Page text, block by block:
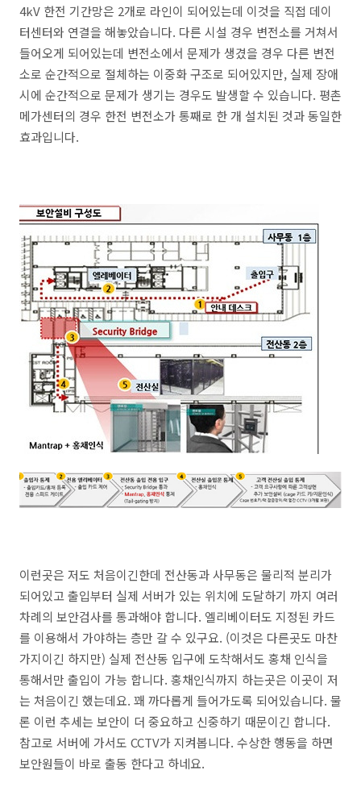
4kV 한전 기간망은 2개로 라인이 되어있는데 이것을 직접 데이
터센터와 연결을 해놓았습니다. 다른 시설 경우 변전소를 거쳐서
들어오게 되어있는데 변전소에서 문제가 생겼을 경우 다른 변전
소로 순간적으로 절체하는 이중화 구조로 되어있지만, 실제 장애
시에 순간적으로 문제가 생기는 경우도 발생할 수 있습니다. 평촌
메가센터의 경우 한전 변전소가 통째로 한 개 설치된 것과 동일한
효과입니다.
이런곳은 저도 처음이긴한데 전산동과 사무동은 물리적 분리가
되어있고 출입부터 실제 서버가 있는 위치에 도달하기 까지 여러
차례의 보안검사를 통과해야 합니다. 엘리베이터도 지정된 카드
를 이용해서 가야하는 층만 갈 수 있구요. (이것은 다른곳도 마찬
가지이긴 하지만) 실제 전산동 입구에 도착해서도 홍채 인식을
통해서만 출입이 가능 합니다. 홍채인식까지 하는곳은 이곳이 저
는 처음이긴 했는데요. 꽤 까다롭게 들어가도록 되어있습니다. 물
론 이런 추세는 보안이 더 중요하고 신중하기 때문이긴 합니다.
참고로 서버에 가서도 CCTV가 지켜봅니다. 수상한 행동을 하면
보안원들이 바로 출동 한다고 하네요.